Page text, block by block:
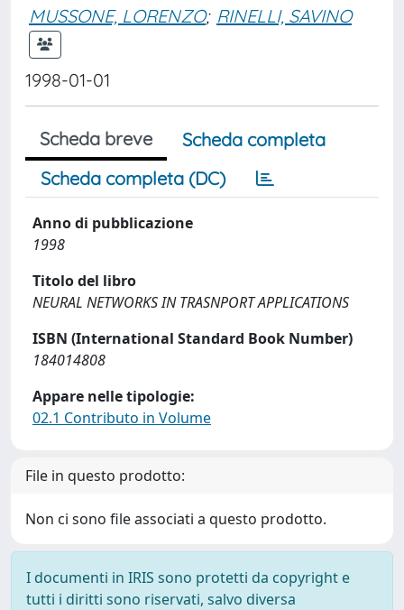
MUSSONE, LORENZO; RINELLI, SAVINO
1998-01-01
Scheda breve
Scheda completa
Scheda completa (DC)
Anno di pubblicazione
1998
Titolo del libro
NEURAL NETWORKS IN TRASNPORT APPLICATIONS
ISBN (International Standard Book Number)
184014808
Appare nelle tipologie:
02.1 Contributo in Volume
File in questo prodotto:
Non ci sono file associati a questo prodotto.
I documenti in IRIS sono protetti da copyright e
tutti i diritti sono riservati, salvo diversa